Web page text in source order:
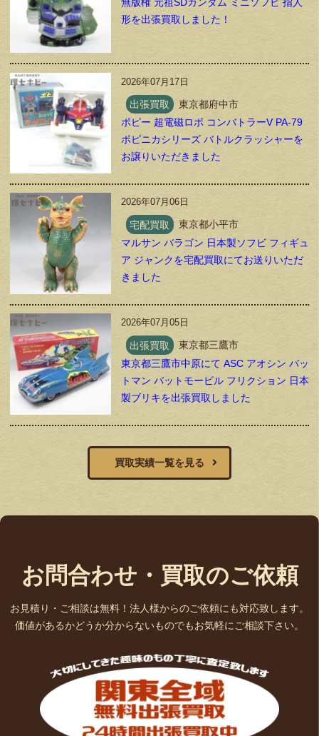
形を出張買取しました！
2026年07月17日
出張買取
東京都府中市
ポピー 超電磁ロボ コンバトラーV PA-79
ポピニカシリーズ バトルクラッシャーを
お譲りいただきました
2026年07月06日
宅配買取
東京都小平市
マルサン バラゴン 日本製ソフビ フィギュ
ア ジャンクを宅配買取にてお送りいただ
きました
2026年07月05日
出張買取
東京都三鷹市
東京都三鷹市中原にて ASC アオシン バッ
トマン バットモービル フリクション 日本
製ブリキを出張買取しました
買取実績一覧を見る
お問合わせ・買取のご依頼
お見積り・ご相談は無料！法人様からのご依頼にも対応致します。
価値があるかどうか分からないものでもお気軽にご相談下さい。